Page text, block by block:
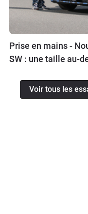
Prise en mains -
SW : une taille au-
Voir tous les